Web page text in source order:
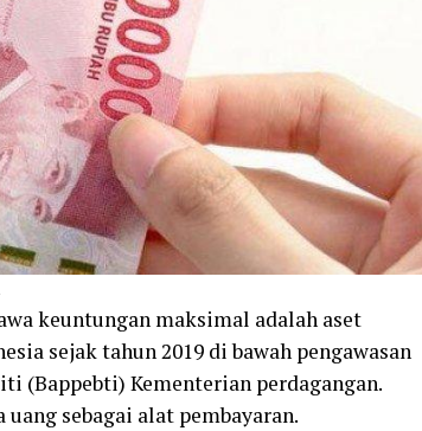
keuntungan maksimal adalah aset
sejak tahun 2019 di bawah pengawasan
(Bappebti) Kementerian perdagangan.
sebagai alat pembayaran.